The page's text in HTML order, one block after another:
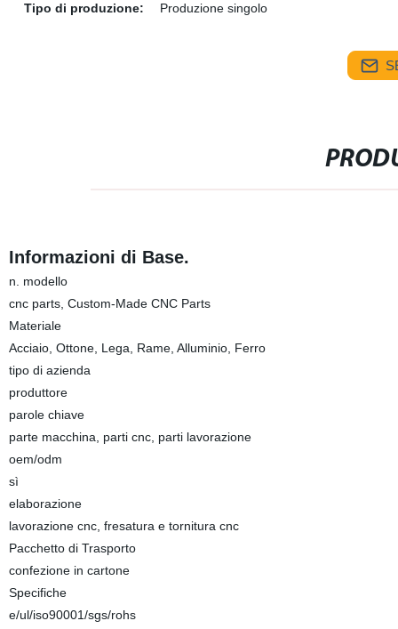
Tipo di produzione: Produzione singolo
Informazioni di Base.
n. modello
cnc parts, Custom-Made CNC Parts
Materiale
Acciaio, Ottone, Lega, Rame, Alluminio, Ferro
tipo di azienda
produttore
parole chiave
parte macchina, parti cnc, parti lavorazione
oem/odm
sì
elaborazione
lavorazione cnc, fresatura e tornitura cnc
Pacchetto di Trasporto
confezione in cartone
Specifiche
e/ul/iso90001/sgs/rohs